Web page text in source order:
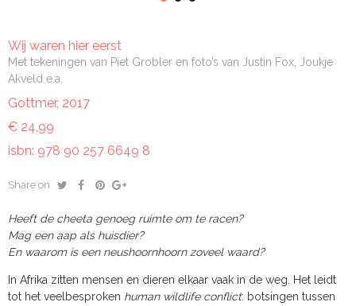
Wij waren hier eerst
Met tekeningen van Piet Grobler en foto’s van Justin Fox, Joukje
Akveld e.a.
Gottmer, 2017
€ 24,99
isbn: 978 90 257 6649 8
Share on
Heeft de cheeta genoeg ruimte om te racen?
Mag een aap als huisdier?
En waarom is een neushoornhoorn zoveel waard?
In Afrika zitten mensen en dieren elkaar vaak in de weg. Het leidt
tot het veelbesproken human wildlife conflict: botsingen tussen